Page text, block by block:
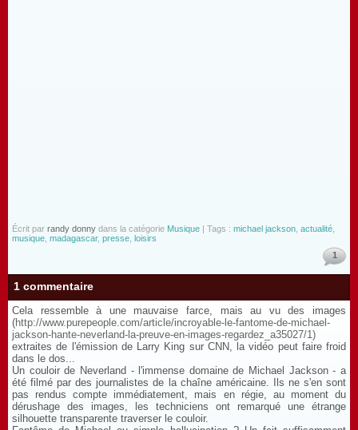
Écrit par randy donny dans la catégorie Musique | Tags : michael jackson actualité
musique madagascar, presse loisirs
1
1 commentaire
Cela ressemble à une mauvaise farce, mais au vu des images
(http://www.purepeople.com/article/incroyable-le-fantome-de-michael-
jackson-hante-neverland-la-preuve-en-images-regardez_a35027/1)
extraites de l'émission de Larry King sur CNN, la vidéo peut faire froid
dans le dos...
Un couloir de Neverland - l'immense domaine de Michael Jackson - a
été filmé par des journalistes de la chaîne américaine. Ils ne s'en sont
pas rendus compte immédiatement, mais en régie, au moment du
dérushage des images, les techniciens ont remarqué une étrange
silhouette transparente traverser le couloir.